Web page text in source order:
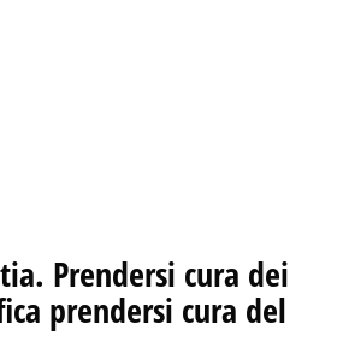
Prendersi cura dei
prendersi cura del